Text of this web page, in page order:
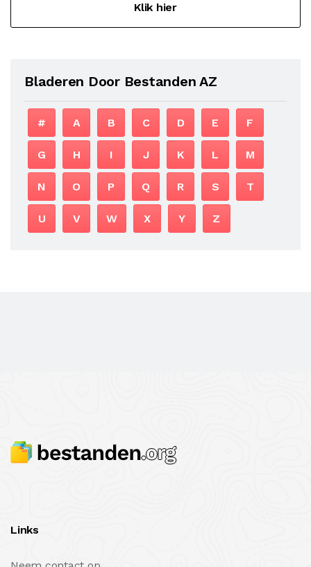
Klik hier
Bladeren Door Bestanden AZ
# A B C D E F
G H I J K L M
N O P Q R S T
U V W X Y Z
Links